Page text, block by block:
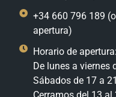
+34 660 796 189
apertura)
Horario de apertura:
De lunes a viernes
Sábados de 17 a